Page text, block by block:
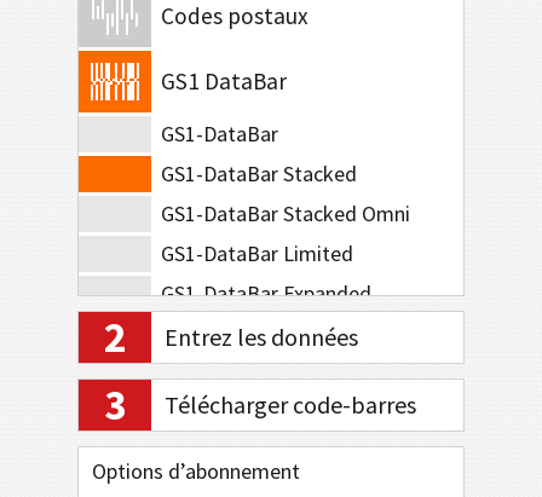
Codes postaux
GS1 DataBar
GS1-DataBar
GS1-DataBar Stacked
GS1-DataBar Stacked Omni
GS1-DataBar Limited
GS1-DataBar Expanded
GS1-DataBar Expanded Stacked
GS1-128 Composite Symbology
GS1-DataBar Composite
GS1-DataBar Stacked Composite
2 Entrez les données
3 Télécharger code-barres
Options d’abonnement